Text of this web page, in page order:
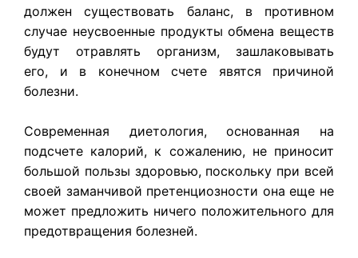
должен существовать баланс, в противном
случае неусвоенные продукты обмена веществ
будут отравлять организм, зашлаковывать
его, и в конечном счете явятся причиной
болезни.
Современная диетология, основанная на
подсчете калорий, к сожалению, не приносит
большой пользы здоровью, поскольку при всей
своей заманчивой претенциозности она еще не
может предложить ничего положительного для
предотвращения болезней.